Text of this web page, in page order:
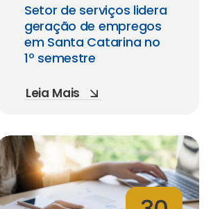
Setor de serviços lidera
geração de empregos
em Santa Catarina no
1º semestre
Leia Mais